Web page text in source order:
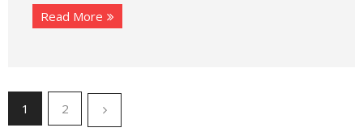
Read More
1 2